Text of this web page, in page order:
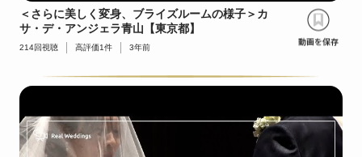
＜さらに美しく変身、ブライズルームの様子＞カ
サ・デ・アンジェラ青山【東京都】
214回視聴 高評価1件 3年前